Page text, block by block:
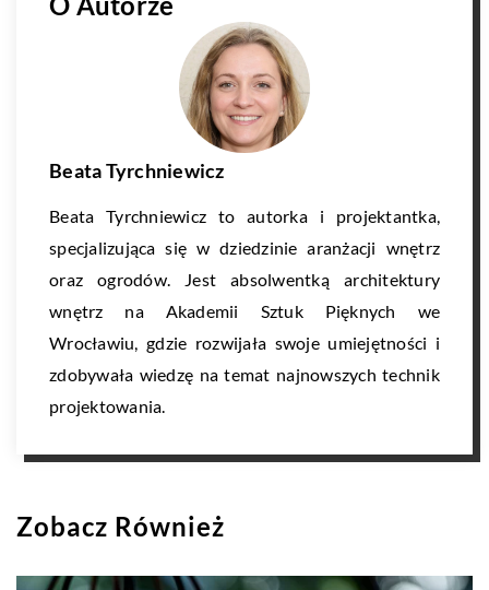
Beata Tyrchniewicz
Beata Tyrchniewicz to autorka i projektantka,
specjalizująca się w dziedzinie aranżacji wnętrz
oraz ogrodów. Jest absolwentką architektury
wnętrz na Akademii Sztuk Pięknych we
Wrocławiu, gdzie rozwijała swoje umiejętności i
zdobywała wiedzę na temat najnowszych technik
projektowania.
Zobacz Również